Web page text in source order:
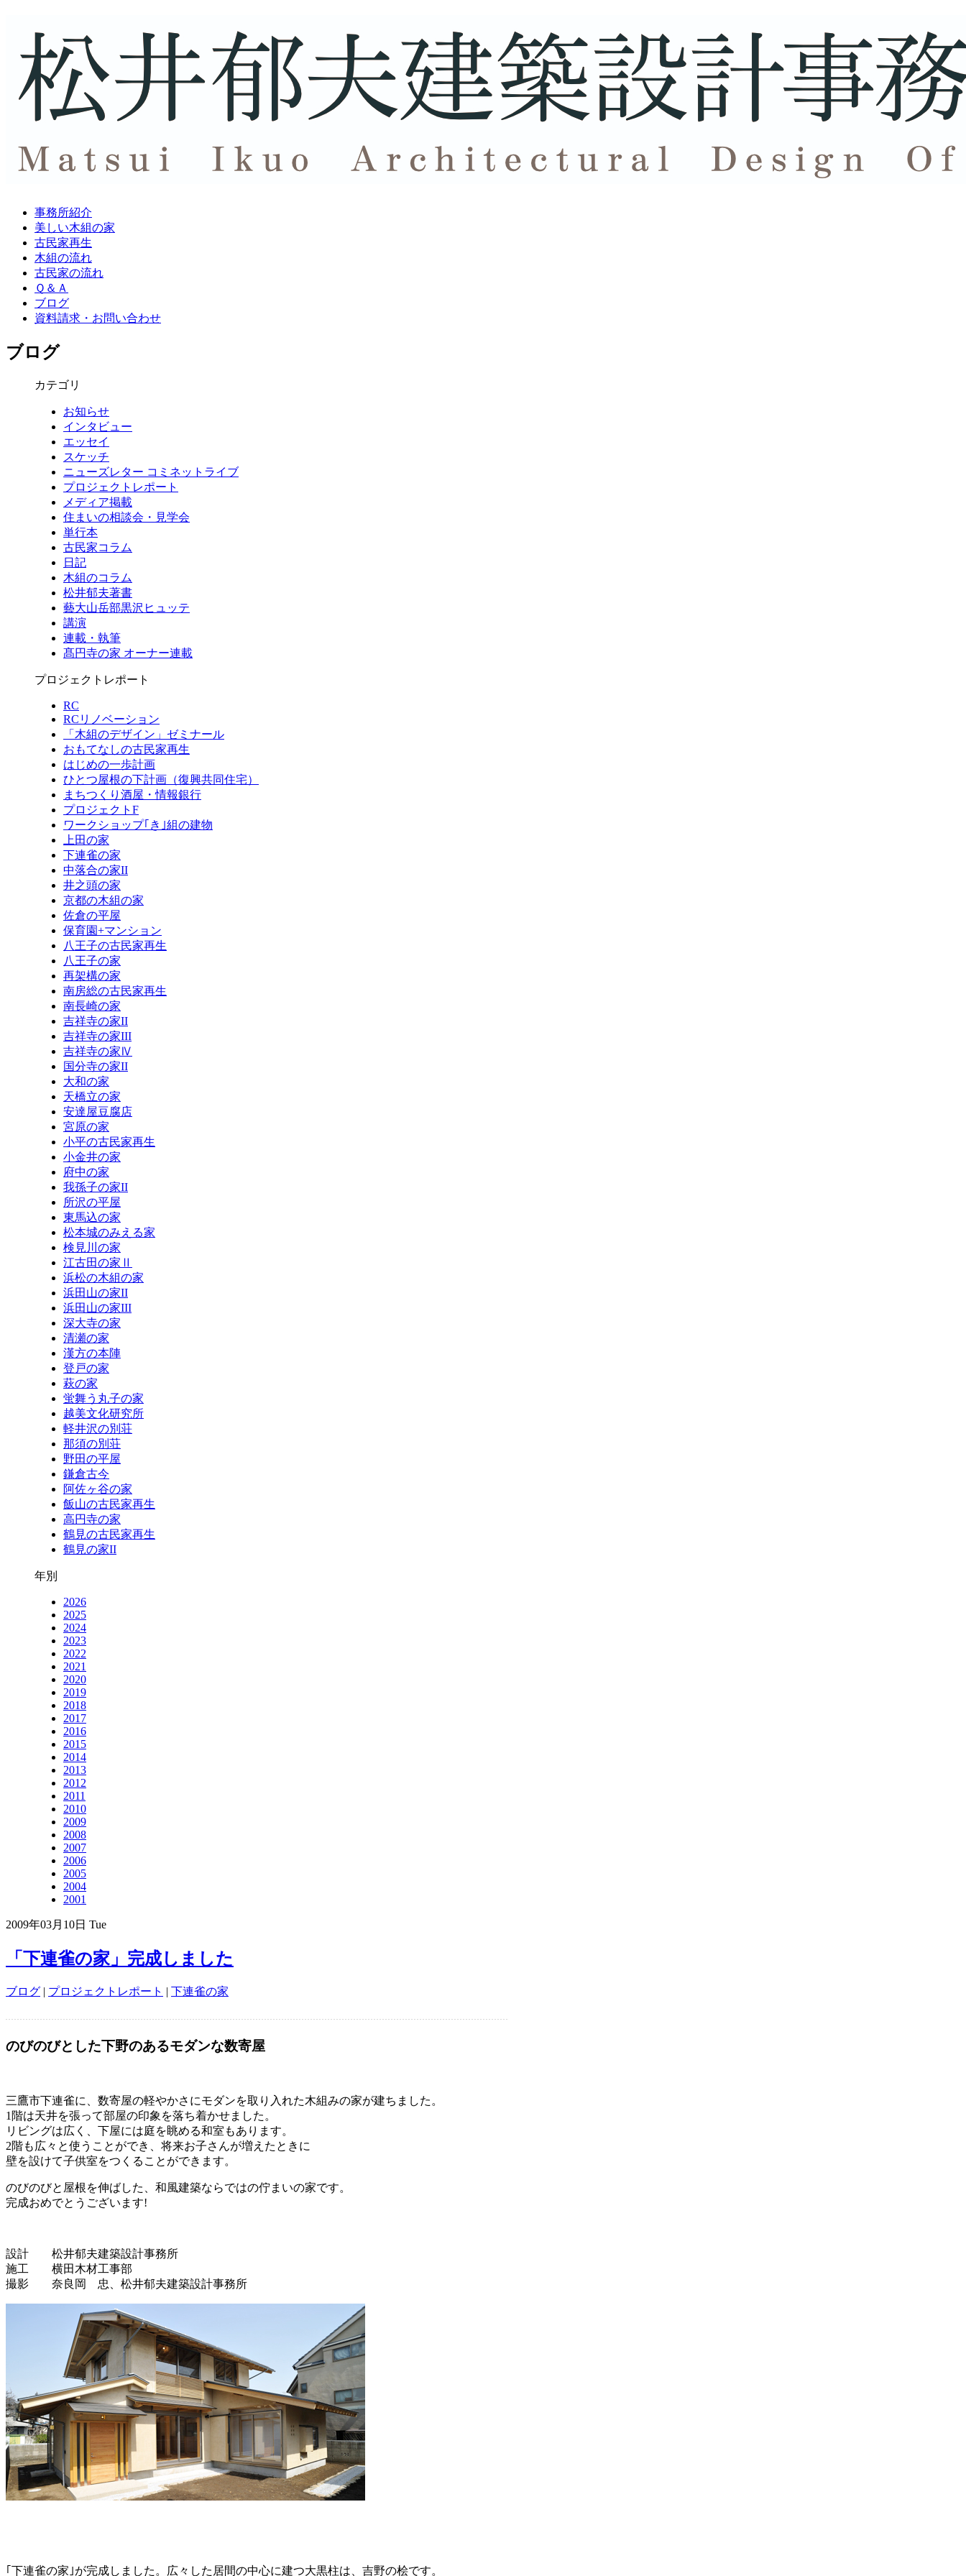
事務所紹介
美しい木組の家
古民家再生
木組の流れ
古民家の流れ
Ｑ＆Ａ
ブログ
資料請求・ お問い合わせ
ブログ
カテゴリ
お知らせ
インタビュー
エッセイ
スケッチ
ニューズレター コミネットライブ
プロジェクトレポート
メディア掲載
住まいの相談会・見学会
単行本
古民家コラム
日記
木組のコラム
松井郁夫著書
藝大山岳部黒沢ヒュッテ
講演
連載・執筆
髙円寺の家 オーナー連載
プロジェクトレポート
RC
RCリノベーション
「木組のデザイン」ゼミナール
おもてなしの古民家再生
はじめの一歩計画
ひとつ屋根の下計画（復興共同住宅）
まちつくり酒屋・情報銀行
プロジェクトF
ワークショップ｢き｣組の建物
上田の家
下連雀の家
中落合の家II
井之頭の家
京都の木組の家
佐倉の平屋
保育園+マンション
八王子の古民家再生
八王子の家
再架構の家
南房総の古民家再生
南長崎の家
吉祥寺の家II
吉祥寺の家III
吉祥寺の家Ⅳ
国分寺の家II
大和の家
天橋立の家
安達屋豆腐店
宮原の家
小平の古民家再生
小金井の家
府中の家
我孫子の家II
所沢の平屋
東馬込の家
松本城のみえる家
検見川の家
江古田の家Ⅱ
浜松の木組の家
浜田山の家II
浜田山の家III
深大寺の家
清瀬の家
漢方の本陣
登戸の家
萩の家
蛍舞う丸子の家
越美文化研究所
軽井沢の別荘
那須の別荘
野田の平屋
鎌倉古今
阿佐ヶ谷の家
飯山の古民家再生
高円寺の家
鶴見の古民家再生
鶴見の家II
年別
2026
2025
2024
2023
2022
2021
2020
2019
2018
2017
2016
2015
2014
2013
2012
2011
2010
2009
2008
2007
2006
2005
2004
2001
2009年03月10日 Tue
「下連雀の家」完成しました
ブログ | プロジェクトレポート | 下連雀の家
のびのびとした下野のあるモダンな数寄屋
三鷹市下連雀に、数寄屋の軽やかさにモダンを取り入れた木組みの家が建ちました。
1階は天井を張って部屋の印象を落ち着かせました。
リビングは広く、下屋には庭を眺める和室もあります。
2階も広々と使うことができ、将来お子さんが増えたときに
壁を設けて子供室をつくることができます。
のびのびと屋根を伸ばした、和風建築ならではの佇まいの家です。
完成おめでとうございます!
設計 松井郁夫建築設計事務所
施工 横田木材工事部
撮影 奈良岡 忠、松井郁夫建築設計事務所
｢下連雀の家｣が完成しました。広々した居間の中心に建つ大黒柱は、吉野の桧です。